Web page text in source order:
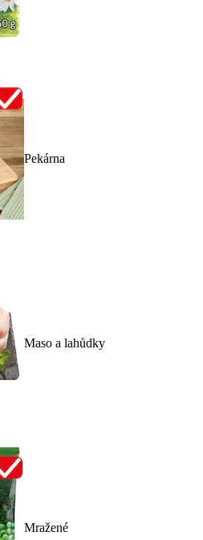
Pekárna
Maso a lahůdky
Mražené